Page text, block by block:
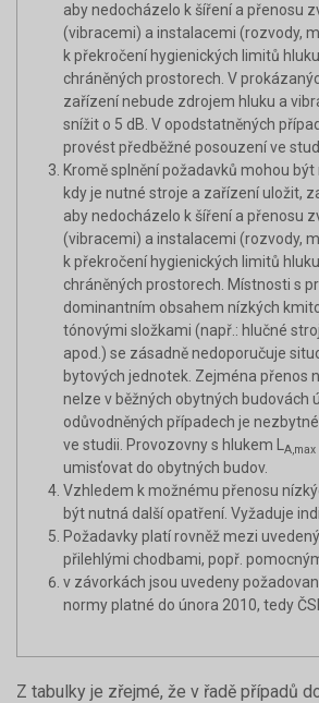
aby nedocházelo k šíření a přenosu
(vibracemi) a instalacemi (rozvody,
k překročení hygienických limitů
chráněných prostorech. V
zařízení nebude zdrojem hluku a
snížit o 5 dB. V opodstatněných
provést předběžné posouzení ve
Kromě splnění požadavků mohou
kdy je nutné stroje a zařízení uložit,
aby nedocházelo k šíření a přenosu
(vibracemi) a instalacemi (rozvody,
k překročení hygienických limitů
chráněných prostorech. Místnosti s
dominantním obsahem nízkých
tónovými složkami (např.: hlučné
apod.) se zásadně nedoporučuje
bytových jednotek. Zejména přenos
nelze v běžných obytných budovách
odůvodněných případech je
ve studii. Provozovny s hlukem L
A,max
umisťovat do obytných budov.
Vzhledem k možnému přenosu
být nutná další opatření. Vyžaduje
Požadavky platí rovněž mezi
přilehlými chodbami, popř.
v závorkách jsou uvedeny
normy platné do února 2010, tedy
Z tabulky je zřejmé, že v řadě případů